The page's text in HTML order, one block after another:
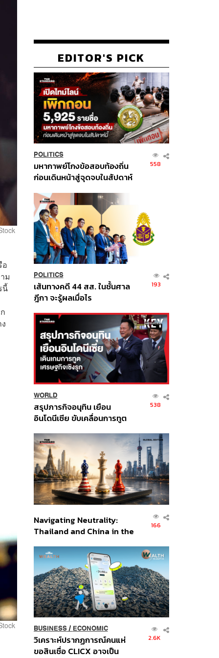
อ
ม
นี้
EDITOR'S PICK
POLITICS
มหากาพย์โกงข้อสอบท้องถิ่น
ก่อนเดินหน้าสู่จุดจบในสัปดาห์
558
POLITICS
เส้นทางคดี 44 สส. ในชั้นศาล
ฎีกา จะรู้ผลเมื่อไร
193
WORLD
สรุปภารกิจอนุทิน เยือน
อินโดนีเซีย ขับเคลื่อนการทูต
ส่วนยุทธศาสตร์ไทย –
อินโดนีเซีย
538
Navigating Neutrality:
Thailand and China in the
Order
166
BUSINESS/ ECONOMIC
วิเคราะห์ปรากฏการณ์คนแห่
ขอสินเชื่อ CLICX อาจเป็น
2.6K